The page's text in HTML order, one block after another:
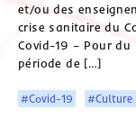
et/ou des
crise sanitaire du
Covid-19 – Pour
période de […]
#Covid-19 #Culture